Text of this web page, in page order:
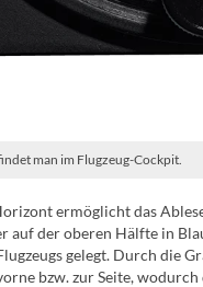
man im Flugzeug-Cockpit.
ermöglicht das
auf der oberen Hälfte in
gelegt. Durch die
bzw. zur Seite,